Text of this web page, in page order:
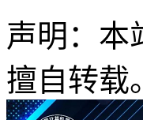
声明：本
擅自转载。